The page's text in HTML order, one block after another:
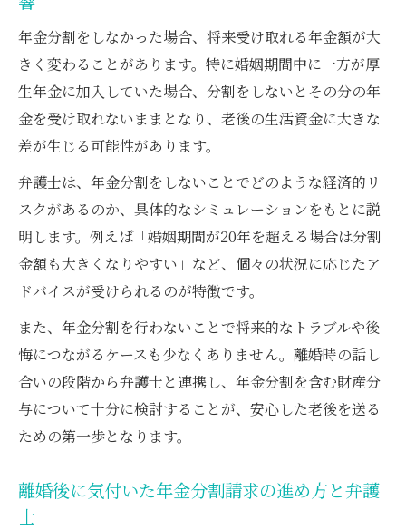
年金分割をしなかった場合、将来受け取れる年金額が大
きく変わることがあります。特に婚姻期間中に一方が厚
生年金に加入していた場合、分割をしないとその分の年
金を受け取れないままとなり、老後の生活資金に大きな
差が生じる可能性があります。
弁護士は、年金分割をしないことでどのような経済的リ
スクがあるのか、具体的なシミュレーションをもとに説
明します。例えば「婚姻期間が20年を超える場合は分割
金額も大きくなりやすい」など、個々の状況に応じたア
ドバイスが受けられるのが特徴です。
また、年金分割を行わないことで将来的なトラブルや後
悔につながるケースも少なくありません。離婚時の話し
合いの段階から弁護士と連携し、年金分割を含む財産分
与について十分に検討することが、安心した老後を送る
ための第一歩となります。
離婚後に気付いた年金分割請求の進め方と弁護
士